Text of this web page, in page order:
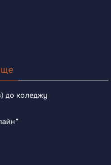
до коледжу